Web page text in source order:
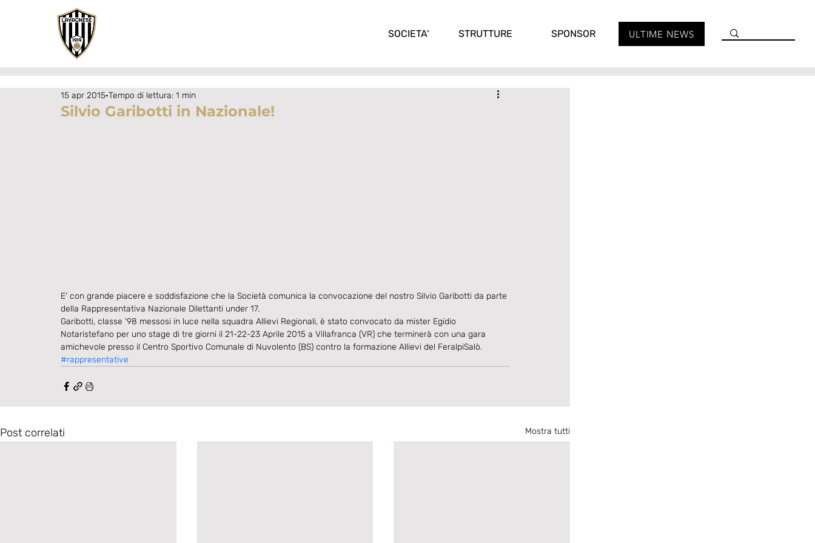
SOCIETA' STRUTTURE SPONSOR ULTIME NEWS
Silvio Garibotti in Nazionale!
15 apr 2015 Tempo di lettura: 1 min
E' con grande piacere e soddisfazione che la Società comunica la convocazione del nostro Silvio Garibotti da parte
della Rappresentativa Nazionale Dilettanti under 17.
Garibotti, classe '98 messosi in luce nella squadra Allievi Regionali, è stato convocato da mister Egidio
Notaristefano per uno stage di tre giorni il 21-22-23 Aprile 2015 a Villafranca (VR) che terminerà con una gara
amichevole presso il Centro Sportivo Comunale di Nuvolento (BS) contro la formazione Allievi del FeralpiSalò.
#rappresentative
Post correlati Mostra tutti